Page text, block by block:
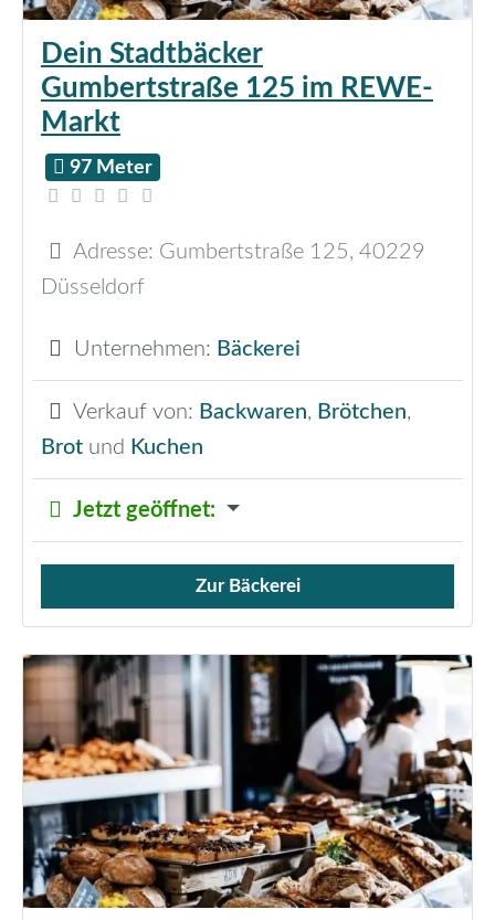
Dein Stadtbäcker
Gumbertstraße 125 im REWE-
Markt
97 Meter
Adresse: Gumbertstraße 125, 40229
Düsseldorf
Unternehmen: Bäckerei
Verkauf von: Backwaren, Brötchen,
Brot und Kuchen
Jetzt geöffnet:
Verkauf von Brötchen,
Zur Bäckerei